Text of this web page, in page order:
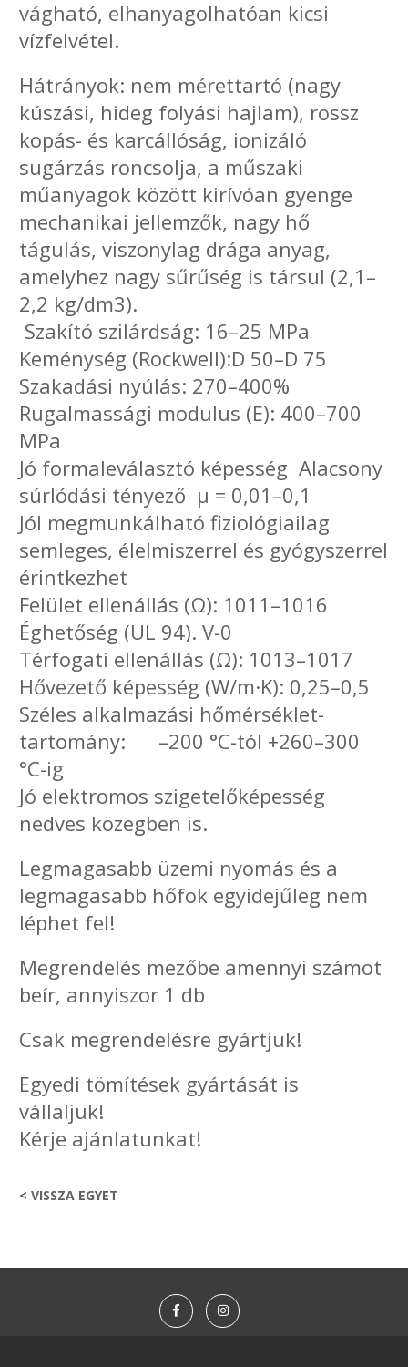
vágható, elhanyagolhatóan kicsi
vízfelvétel.
Hátrányok: nem mérettartó (nagy
kúszási, hideg folyási hajlam), rossz
kopás- és karcállóság, ionizáló
sugárzás roncsolja, a műszaki
műanyagok között kirívóan gyenge
mechanikai jellemzők, nagy hő
tágulás, viszonylag drága anyag,
amelyhez nagy sűrűség is társul (2,1–
2,2 kg/dm3).
Szakító szilárdság: 16–25 MPa
Keménység (Rockwell):D 50–D 75
Szakadási nyúlás: 270–400%
Rugalmassági modulus (E): 400–700
MPa
Jó formaleválasztó képesség Alacsony
súrlódási tényező µ = 0,01–0,1
Jól megmunkálható fiziológiailag
semleges, élelmiszerrel és gyógyszerrel
érintkezhet
Felület ellenállás (Ω): 1011–1016
Éghetőség (UL 94). V-0
Térfogati ellenállás (Ω): 1013–1017
Hővezető képesség (W/m·K): 0,25–0,5
Széles alkalmazási hőmérséklet-
tartomány: –200 °C-tól +260–300
°C-ig
Jó elektromos szigetelőképesség
nedves közegben is.
Legmagasabb üzemi nyomás és a
legmagasabb hőfok egyidejűleg nem
léphet fel!
Megrendelés mezőbe amennyi számot
beír, annyiszor 1 db
Csak megrendelésre gyártjuk!
Egyedi tömítések gyártását is
vállaljuk!
Kérje ajánlatunkat!
< VISSZA EGYET